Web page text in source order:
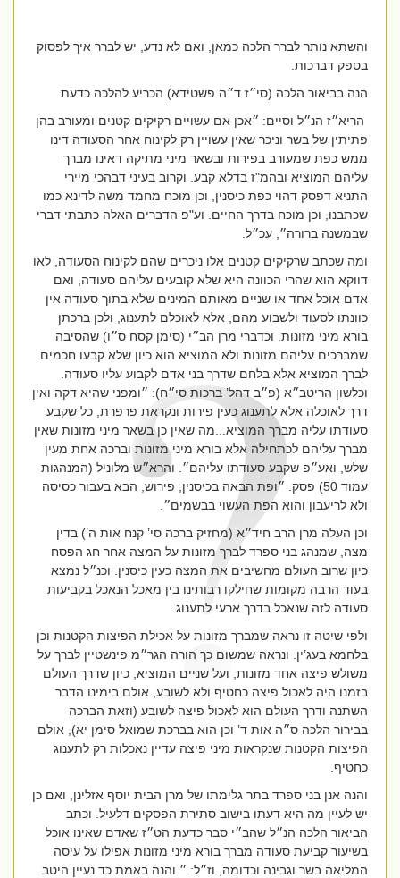
והשתא נותר לברר הלכה כמאן, ואם לא נדע, יש לברר איך לפסוק
בספק דברכות.
הנה בביאור הלכה (סי״ז ד״ה פשטידא) הכריע להלכה כדעת
הריא״ז הנ״ל וסיים:״אכן אם עשויים רקיקים קטנים ומעורב בהן
פתיתין של בשר וניכר שאין עשויין רק לקינוח אחר הסעודה דינו
ממש כפת שמעורב בפירות ובשאר מיני מתיקה דאינו מברך
עליהם המוציא ובהמ"ז בדלא קבע. וקרוב בעיני דבהכי מיירי
התניא דפסק דהוי כפת כיסנין, וכן מוכח מחמד משה לדינא כמו
שכתבנו, וכן מוכח בדרך החיים. וע"פ הדברים האלה כתבתי דברי
שבמשנה ברורה״, עכ״ל.
ומה שכתב שרקיקים קטנים אלו ניכרים שהם לקינוח הסעודה, לאו
דווקא הוא שהרי הכוונה היא שלא קובעים עליהם סעודה, ואם
אדם אוכל אחד או שניים מאותם המינים שלא בתוך סעודה אין
כוונתו לסעוד ולשבוע מהם, אלא לאוכלם לתענוג, ולכן ברכתן
בורא מיני מזונות. וכדברי מרן הב״י (סימן קסח ס״ו) שהסיבה
שמברכים עליהם מזונות ולא המוציא הוא כיון שלא קבעו חכמים
לברך המוציא אלא בלחם שדרך בני אדם לקבוע עליו סעודה.
וכלשון הריטב״א (פ״ב דהל’ ברכות סי״ח): ״ומפני שהיא דקה ואין
דרך לאוכלה אלא לתענוג כעין פירות ונקראת פרפרת, כל שקבע
סעודתו עליה מברך המוציא...מה שאין כן בשאר מיני מזונות שאין
מברך עליהם לכתחילה אלא בורא מיני מזונות וברכה אחת מעין
שלש, ואע״פ שקבע סעודתו עליהם״. והרא״ש מלוניל (המנהגות
עמוד 50) פסק: ״ופת הבאה בכיסנין, פירוש, הבא בעבור כסיסה
ולא לריעבון והוא הפת העשוי בבשמים״.
וכן העלה מרן הרב חיד״א (מחזיק ברכה סי’ קנח אות ה’) בדין
מצה, שמנהג בני ספרד לברך מזונות על המצה אחר חג הפסח
כיון שרוב העולם מחשיבים את המצה כעין כיסנין. וכנ״ל נמצא
בעוד הרבה מקומות שחילקו רבותינו בין מאכל הנאכל בקביעות
סעודה לזה שנאכל בדרך ארעי לתענוג.
ולפי שיטה זו נראה שמברך מזונות על אכילתהפיצות הקטנות וכן
בלחמא בעג’ין. ונראה שמשום כך הורה הגר״מ פינשטיין לברך על
משולש פיצה אחד מזונות, ועל שניים המוציא, כיון שדרך העולם
בזמנו היה לאכול פיצה כחטיף ולא לשובע, אולם בימינו הדבר
השתנה ודרך העולם הוא לאכול פיצה לשובע (וזאת הברכה
בבירור הלכה ס״ה אות ד’ וכן הוא בברכת שמואל סימן יא), אולם
הפיצות הקטנות שנקראות מיני פיצה עדיין נאכלות רק לתענוג
כחטיף.
והנה אנן בני ספרד בתר גלימתו של מרן הבית יוסף אזלינן, ואם כן
יש לעיין מה היא דעתו בישוב סתירת הפסקים דלעיל. וכתב
הביאור הלכה הנ״ל שהב״י סבר כדעת הט״ז שאדם שאינו אוכל
בשיעור קביעת סעודה מברך בורא מיני מזונות אפילו על עיסה
המליאה בשר וגבינה וכדומה, וז״ל: ״ והנה באמת כד נעיין היטב